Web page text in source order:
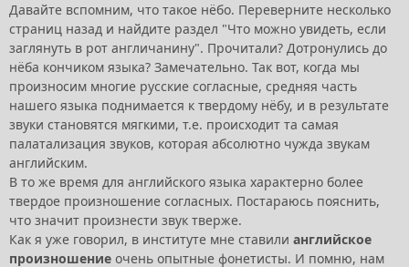
Давайте вспомним, что такое нёбо. Переверните несколько
страниц назад и найдите раздел "Что можно увидеть, если
заглянуть в рот англичанину". Прочитали? Дотронулись до
нёба кончиком языка? Замечательно. Так вот, когда мы
произносим многие русские согласные, средняя часть
нашего языка поднимается к твердому нёбу, и в результате
звуки становятся мягкими, т.е. происходит та самая
палатализация звуков, которая абсолютно чужда звукам
английским.
В то же время для английского языка характерно более
твердое произношение согласных. Постараюсь пояснить,
что значит произнести звук тверже.
Как я уже говорил, в институте мне ставили английское
произношение очень опытные фонетисты. И помню, нам